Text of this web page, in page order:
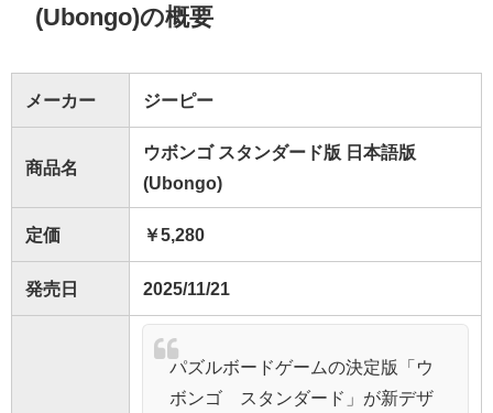
(Ubongo)の概要
メーカー ジーピー
商品名
ウボンゴ スタンダード版 日本語版
(Ubongo)
定価 ￥5,280
発売日 2025/11/21
パズルボードゲームの決定版「ウ
ボンゴ スタンダード」が新デザ